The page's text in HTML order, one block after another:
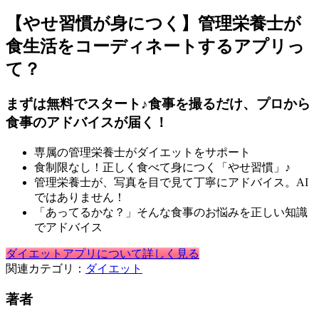
【やせ習慣が身につく】管理栄養士が
食生活をコーディネートするアプリっ
て？
まずは無料でスタート♪食事を撮るだけ、プロから
食事のアドバイスが届く！
専属の管理栄養士がダイエットをサポート
食制限なし！正しく食べて身につく「やせ習慣」♪
管理栄養士が、写真を目で見て丁寧にアドバイス。AI
ではありません！
「あってるかな？」そんな食事のお悩みを正しい知識
でアドバイス
ダイエットアプリについて詳しく見る
関連カテゴリ： ダイエット
著者